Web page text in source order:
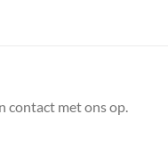
contact met ons op.